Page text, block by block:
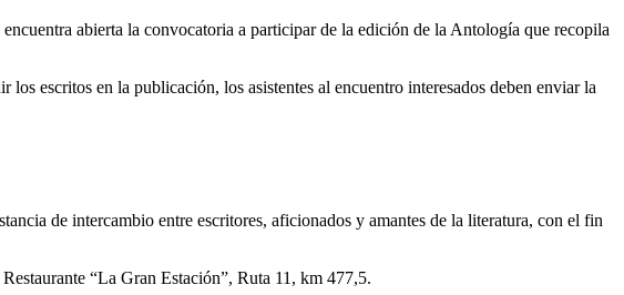
abierta la convocatoria a participar de la edición de la Antología que recopila
escritos en la publicación, los asistentes al encuentro interesados deben enviar la
de intercambio entre escritores, aficionados y amantes de la literatura, con el fin
“La Gran Estación”, Ruta 11, km 477,5.